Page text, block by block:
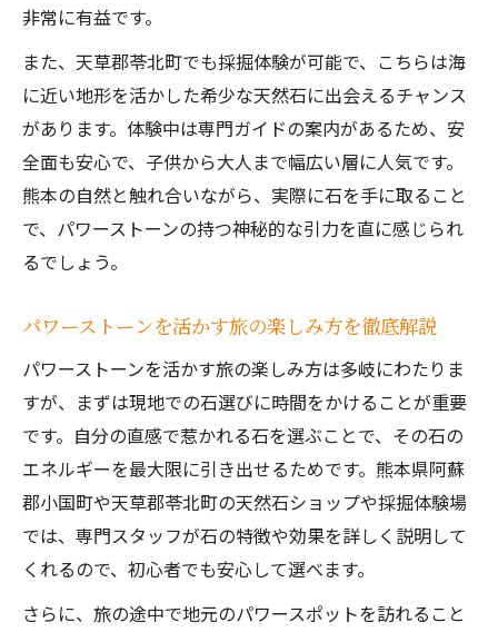
非常に有益です。
また、天草郡苓北町でも採掘体験が可能で、こちらは海
に近い地形を活かした希少な天然石に出会えるチャンス
があります。体験中は専門ガイドの案内があるため、安
全面も安心で、子供から大人まで幅広い層に人気です。
熊本の自然と触れ合いながら、実際に石を手に取ること
で、パワーストーンの持つ神秘的な引力を直に感じられ
るでしょう。
パワーストーンを活かす旅の楽しみ方を徹底解説
パワーストーンを活かす旅の楽しみ方は多岐にわたりま
すが、まずは現地での石選びに時間をかけることが重要
です。自分の直感で惹かれる石を選ぶことで、その石の
エネルギーを最大限に引き出せるためです。熊本県阿蘇
郡小国町や天草郡苓北町の天然石ショップや採掘体験場
では、専門スタッフが石の特徴や効果を詳しく説明して
くれるので、初心者でも安心して選べます。
さらに、旅の途中で地元のパワースポットを訪れること